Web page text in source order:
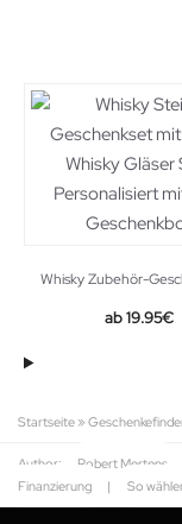
Whisky Zubehör-
19.95€
Startseite »
Author: Robert Mertens
Finanzierung
| So